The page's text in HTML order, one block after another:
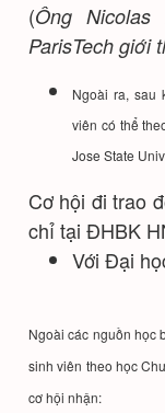
(Ông
ParisTech giới
Ngoài ra, sau
viên có thể
Jose State
Cơ hội đi trao
chỉ tại ĐHBK
Với Đại
Ngoài các nguồn học
sinh viên theo học
cơ hội nhận: